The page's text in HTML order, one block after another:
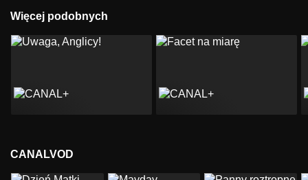
Więcej podobnych
CANALVOD